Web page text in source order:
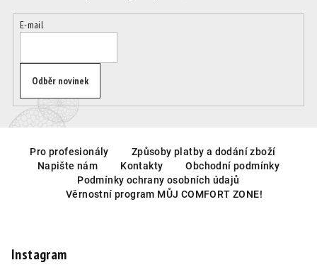
E-mail
Odběr novinek
Pro profesionály
Způsoby platby a dodání zboží
Napište nám
Kontakty
Obchodní podmínky
Podmínky ochrany osobních údajů
Věrnostní program MŮJ COMFORT ZONE!
Instagram